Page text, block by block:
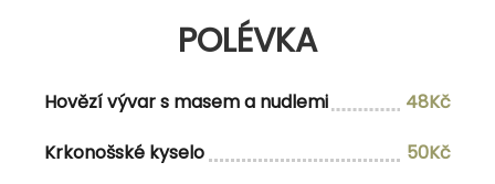
Hovězí vývar s masem a nudlemi
MENU 1
POLÉVKA
Hovězí vývar s masem a nudlemi
48Kč
Krkonošské kyselo
50Kč